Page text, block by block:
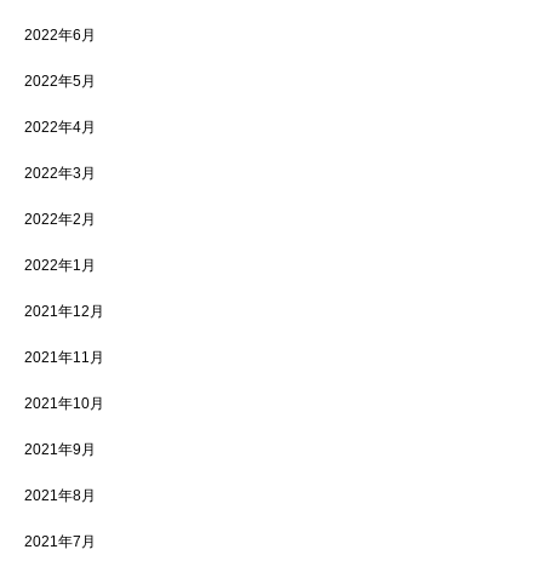
2022年6月
2022年5月
2022年4月
2022年3月
2022年2月
2022年1月
2021年12月
2021年11月
2021年10月
2021年9月
2021年8月
2021年7月